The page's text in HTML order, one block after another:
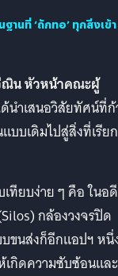
นที่ ‘ถักทอ’ ทุกสิ่งเข้า
น หัวหน้าคณะผู้
นำเสนอวิสัยทัศน์ที่ก้
บเดิมไปสู่สิ่งที่เรีย
เทียบง่าย ๆ คือ ในอ
กล้องวงจรปิด
ขนส่งก็อีกแอปฯ หนึ่
เกิดความซับซ้อนและ